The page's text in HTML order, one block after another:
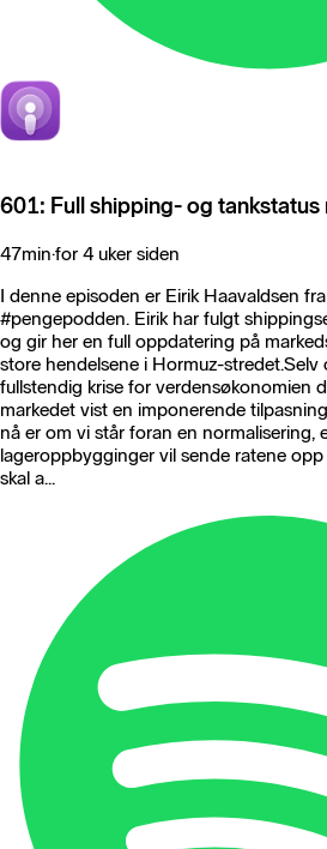
601: Full shipping- og tankstatus
47min·for 4 uker siden
I denne episoden er Eirik Haavaldsen
#pengepodden. Eirik har fulgt
og gir her en full oppdatering på
store hendelsene i Hormuz-
fullstendig krise for verdensøkonomien
markedet vist en imponerende
nå er om vi står foran en normalisering,
lageroppbygginger vil sende ratene
skal a...